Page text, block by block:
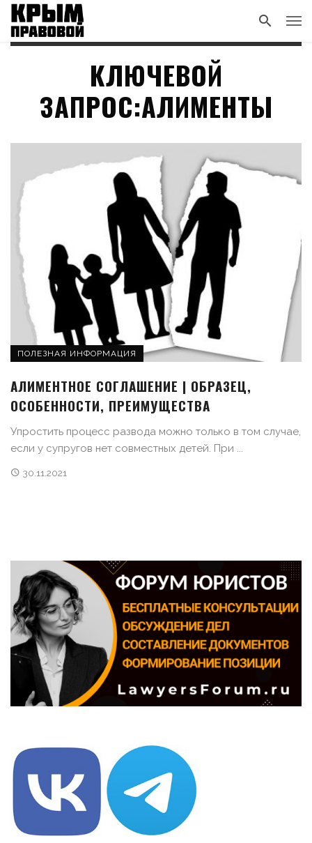
КЛЮЧЕВОЙ
ЗАПРОС:АЛИМЕНТЫ
ПОЛЕЗНАЯ ИНФОРМАЦИЯ
АЛИМЕНТНОЕ СОГЛАШЕНИЕ | ОБРАЗЕЦ,
ОСОБЕННОСТИ, ПРЕИМУЩЕСТВА
Упростить процесс развода можно только в том случае,
если у супругов нет совместных детей. При ...
30.11.2021